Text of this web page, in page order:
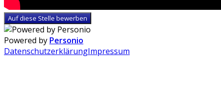
Auf diese Stelle bewerben
Powered by Personio
DatenschutzerklärungImpressum